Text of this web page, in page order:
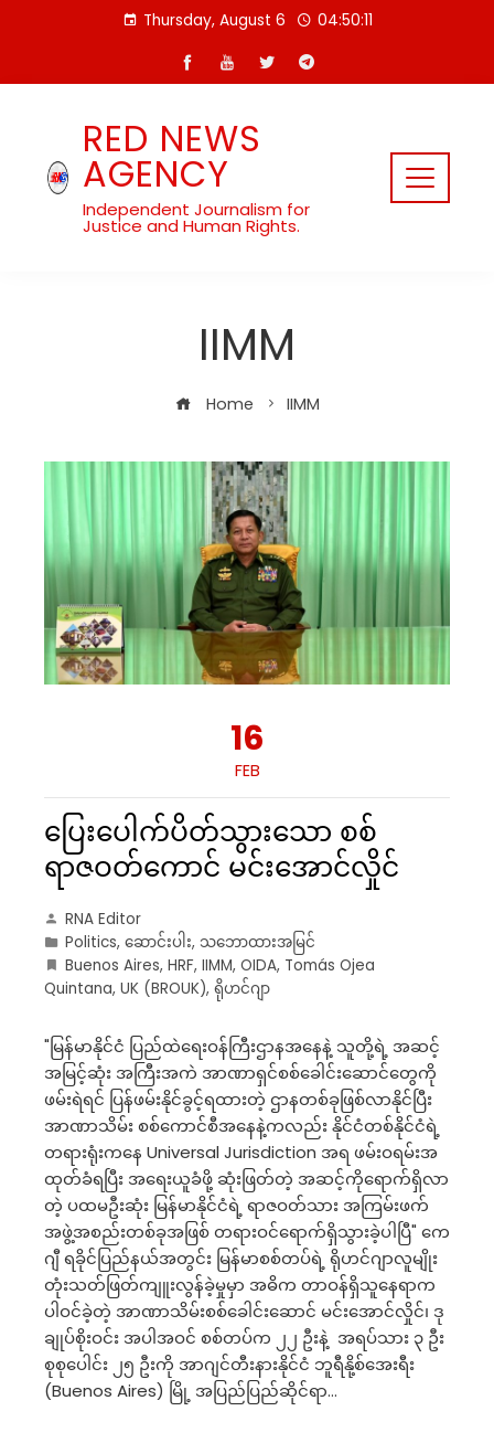
Thursday, August 6 04:50:11
RED NEWS
AGENCY
Independent Journalism for
Justice and Human Rights.
IIMM
Home IIMM
16
FEB
ပြေးပေါက်ပိတ်သွားသော စစ်
ရာဇဝတ်ကောင် မင်းအောင်လှိုင်
RNA Editor
Politics, ဆောင်းပါး, သဘောထားအမြင်
Buenos Aires, HRF, IIMM, OIDA, Tomás Ojea
Quintana, UK (BROUK), ရိုဟင်ဂျာ
"မြန်မာနိုင်ငံ ပြည်ထဲရေးဝန်ကြီးဌာနအနေနဲ့ သူတို့ရဲ့ အဆင့်
အမြင့်ဆုံး အကြီးအကဲ အာဏာရှင်စစ်ခေါင်းဆောင်တွေကို
ဖမ်းရဲရင် ပြန်ဖမ်းနိုင်ခွင့်ရထားတဲ့ ဌာနတစ်ခုဖြစ်လာနိုင်ပြီး
အာဏာသိမ်း စစ်ကောင်စီအနေနဲ့ကလည်း နိုင်ငံတစ်နိုင်ငံရဲ့
တရားရုံးကနေ Universal Jurisdiction အရ ဖမ်းဝရမ်းအ
ထုတ်ခံရပြီး အရေးယူခံဖို့ ဆုံးဖြတ်တဲ့ အဆင့်ကိုရောက်ရှိလာ
တဲ့ ပထမဦးဆုံး မြန်မာနိုင်ငံရဲ့ ရာဇဝတ်သား အကြမ်းဖက်
အဖွဲ့အစည်းတစ်ခုအဖြစ် တရားဝင်ရောက်ရှိသွားခဲ့ပါပြီ" ကေ
ဂျီ ရခိုင်ပြည်နယ်အတွင်း မြန်မာစစ်တပ်ရဲ့ ရိုဟင်ဂျာလူမျိုး
တုံးသတ်ဖြတ်ကျူးလွန်ခဲ့မှုမှာ အဓိက တာဝန်ရှိသူနေရာက
ပါဝင်ခဲ့တဲ့ အာဏာသိမ်းစစ်ခေါင်းဆောင် မင်းအောင်လှိုင်၊ ဒု
ချုပ်စိုးဝင်း အပါအဝင် စစ်တပ်က ၂၂ ဦးနဲ့ အရပ်သား ၃ ဦး
စုစုပေါင်း ၂၅ ဦးကို အာဂျင်တီးနားနိုင်ငံ ဘူရီနို့စ်အေးရီး
(Buenos Aires) မြို့ အပြည်ပြည်ဆိုင်ရာ…